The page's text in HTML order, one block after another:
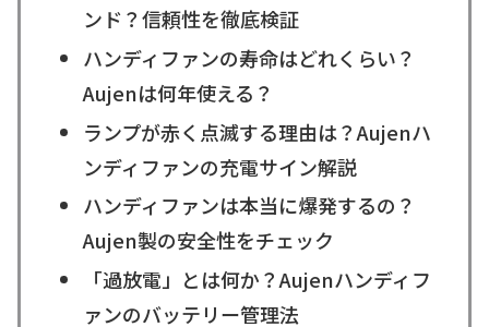
ンド？信頼性を徹底検証
ハンディファンの寿命はどれくらい？
Aujenは何年使える？
ランプが赤く点滅する理由は？Aujenハ
ンディファンの充電サイン解説
ハンディファンは本当に爆発するの？
Aujen製の安全性をチェック
「過放電」とは何か？Aujenハンディフ
ァンのバッテリー管理法